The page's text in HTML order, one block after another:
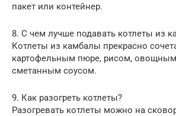
пакет или контейнер.
8. С чем лучше подавать котлеты из
Котлеты из камбалы прекрасно
картофельным пюре, рисом,
сметанным соусом.
9. Как разогреть котлеты?
Разогревать котлеты можно на